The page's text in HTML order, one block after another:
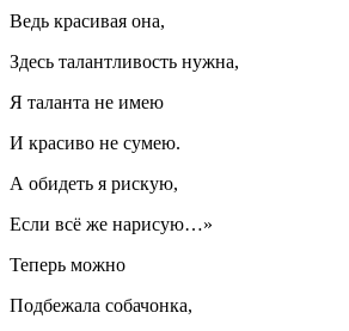
Ведь красивая она,
Здесь талантливость нужна,
Я таланта не имею
И красиво не сумею.
А обидеть я рискую,
Если всё же нарисую…»
Теперь можно
Подбежала собачонка,